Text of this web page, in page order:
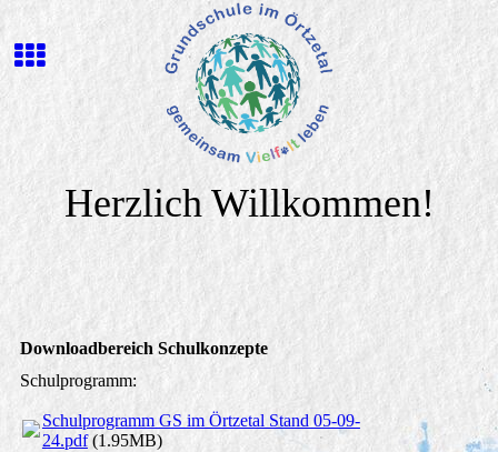
Herzlich Willkommen!
Downloadbereich Schulkonzepte
Schulprogramm:
Schulprogramm GS im Örtzetal Stand 05-09-
24.pdf(1.95MB)